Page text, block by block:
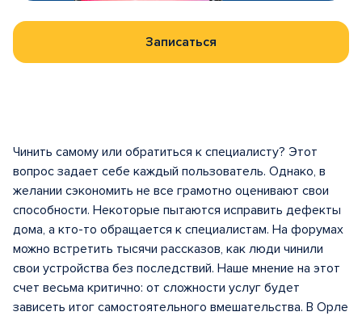
Записаться
Чинить самому или обратиться к специалисту? Этот
вопрос задает себе каждый пользователь. Однако, в
желании сэкономить не все грамотно оценивают свои
способности. Некоторые пытаются исправить дефекты
дома, а кто-то обращается к специалистам. На форумах
можно встретить тысячи рассказов, как люди чинили
свои устройства без последствий. Наше мнение на этот
счет весьма критично: от сложности услуг будет
зависеть итог самостоятельного вмешательства. В Орле